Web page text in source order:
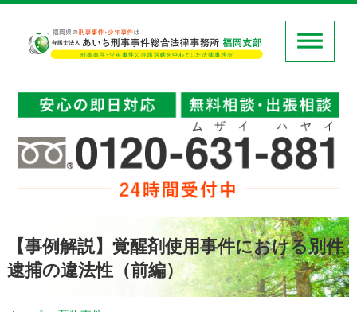
【事例解説】覚醒剤使用事件における別件
逮捕の違法性（前編）